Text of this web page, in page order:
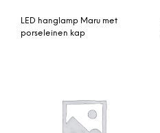
LED hanglamp Maru met
porseleinen kap